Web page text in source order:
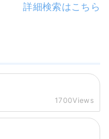
詳細検索はこちら
1700Views